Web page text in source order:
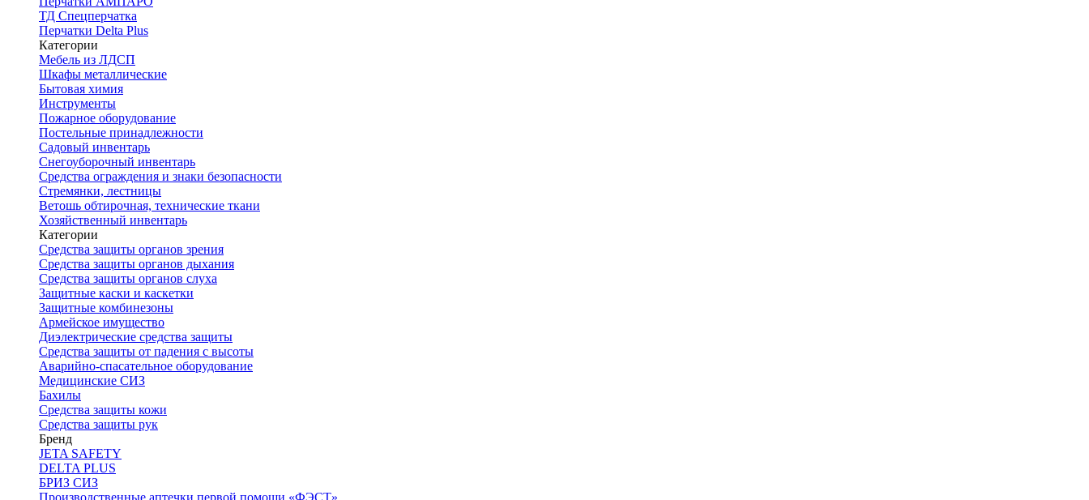
ТД Спецперчатка
Перчатки Delta Plus
Категории
Мебель из ЛДСП
Шкафы металлические
Бытовая химия
Инструменты
Пожарное оборудование
Постельные принадлежности
Садовый инвентарь
Снегоуборочный инвентарь
Средства ограждения и знаки безопасности
Стремянки, лестницы
Ветошь обтирочная, технические ткани
Хозяйственный инвентарь
Категории
Средства защиты органов зрения
Средства защиты органов дыхания
Средства защиты органов слуха
Защитные каски и каскетки
Защитные комбинезоны
Армейское имущество
Диэлектрические средства защиты
Средства защиты от падения с высоты
Аварийно-спасательное оборудование
Медицинские СИЗ
Бахилы
Средства защиты кожи
Средства защиты рук
Бренд
JETA SAFETY
DELTA PLUS
БРИЗ СИЗ
Производственные аптечки первой помощи «ФЭСТ»